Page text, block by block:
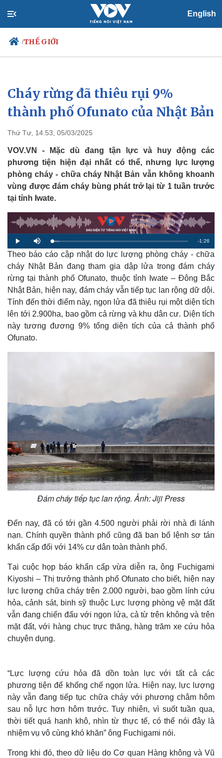
English
/THẾ GIỚI
Chính trị
Đảng
Tổ chức nhân sự
Nhận diện sự thật
Xã hội
Tin 24h
Dự báo thời tiết
Việc làm
Biển đảo
Cháy rừng đã thiêu rụi 9%
thành phố Ofunato của Nhật Bản
Thứ Tư, 14:53, 05/03/2025
VOV.VN - Mặc dù đang tận lực và huy động các
phương tiện hiện đại nhất có thể, nhưng lực lượng
phòng cháy - chữa cháy Nhật Bản vẫn không khoanh
vùng được đám cháy bùng phát trở lại từ 1 tuần trước
tại tỉnh Iwate.
P
l
a
y
M
u
t
e
L
o
a
d
e
d
5
.
3
9
R
e
a
i
n
e
-1:26
Theo báo cáo cập nhật do lực lượng phòng cháy - chữa
cháy Nhật Bản đang tham gia dập lửa trong đám cháy
rừng tại thành phố Ofunato, thuộc tỉnh Iwate – Đông Bắc
Nhật Bản, hiện nay, đám cháy vẫn tiếp tục lan rộng dữ dội.
Tính đến thời điểm này, ngọn lửa đã thiêu rụi một diện tích
lên tới 2.900ha, bao gồm cả rừng và khu dân cư. Diện tích
này tương đương 9% tổng diện tích của cả thành phố
Ofunato.
Đám cháy tiếp tục lan rộng. Ảnh: Jiji Press
Đến nay, đã có tới gần 4.500 người phải rời nhà đi lánh
nạn. Chính quyền thành phố cũng đã ban bố lệnh sơ tán
khẩn cấp đối với 14% cư dân toàn thành phố.
Tại cuộc họp báo khẩn cấp vừa diễn ra, ông Fuchigami
Kiyoshi – Thị trưởng thành phố Ofunato cho biết, hiện nay
lực lượng chữa cháy trên 2.000 người, bao gồm lính cứu
hỏa, cảnh sát, binh sỹ thuộc Lực lượng phòng vệ mặt đất
vẫn đang chiến đấu với ngọn lửa, cả từ trên không và trên
mặt đất, với hàng chục trực thăng, hàng trăm xe cứu hỏa
chuyên dụng.
“Lực lượng cứu hỏa đã dồn toàn lực với tất cả các
phương tiện để khống chế ngọn lửa. Hiện nay, lực lượng
này vẫn đang tiếp tục chữa cháy với phương châm hôm
sau nỗ lực hơn hôm trước. Tuy nhiên, vì suốt tuần qua,
thời tiết quá hanh khô, nhìn từ thực tế, có thể nói đây là
nhiệm vụ vô cùng khó khăn” ông Fuchigami nói.
Trong khi đó, theo dữ liệu do Cơ quan Hàng không và Vũ